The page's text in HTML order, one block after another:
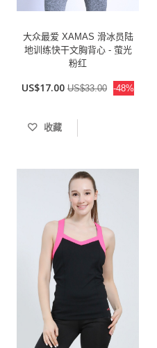
大众最爱 XAMAS 滑冰员陆
地训练快干文胸背心 - 萤光
粉红
US$17.00 US$33.00 -48%
收藏